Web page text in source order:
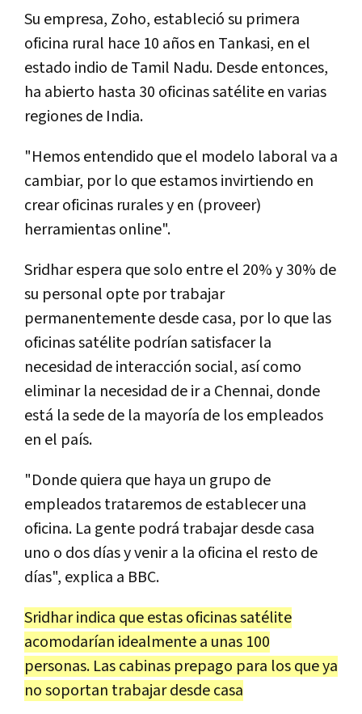
Su empresa, Zoho, estableció su primera
oficina rural hace 10 años en Tankasi, en el
estado indio de Tamil Nadu. Desde entonces,
ha abierto hasta 30 oficinas satélite en varias
regiones de India.
"Hemos entendido que el modelo laboral va a
cambiar, por lo que estamos invirtiendo en
crear oficinas rurales y en (proveer)
herramientas online".
Sridhar espera que solo entre el 20% y 30% de
su personal opte por trabajar
permanentemente desde casa, por lo que las
oficinas satélite podrían satisfacer la
necesidad de interacción social, así como
eliminar la necesidad de ir a Chennai, donde
está la sede de la mayoría de los empleados
en el país.
"Donde quiera que haya un grupo de
empleados trataremos de establecer una
oficina. La gente podrá trabajar desde casa
uno o dos días y venir a la oficina el resto de
días", explica a BBC.
Sridhar indica que estas oficinas satélite
acomodarían idealmente a unas 100
personas. Las cabinas prepago para los que ya
no soportan trabajar desde casa